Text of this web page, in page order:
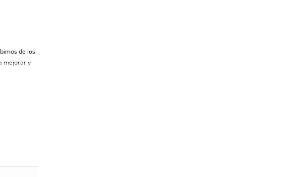
de los
mejorar y